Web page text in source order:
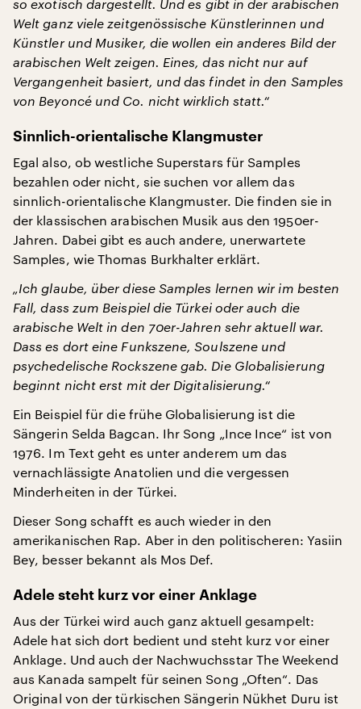
so exotisch dargestellt. Und es gibt in der arabischen
Welt ganz viele zeitgenössische Künstlerinnen und
Künstler und Musiker, die wollen ein anderes Bild der
arabischen Welt zeigen. Eines, das nicht nur auf
Vergangenheit basiert, und das findet in den Samples
von Beyoncé und Co. nicht wirklich statt.“
Sinnlich-orientalische Klangmuster
Egal also, ob westliche Superstars für Samples
bezahlen oder nicht, sie suchen vor allem das
sinnlich-orientalische Klangmuster. Die finden sie in
der klassischen arabischen Musik aus den 1950er-
Jahren. Dabei gibt es auch andere, unerwartete
Samples, wie Thomas Burkhalter erklärt.
„Ich glaube, über diese Samples lernen wir im besten
Fall, dass zum Beispiel die Türkei oder auch die
arabische Welt in den 70er-Jahren sehr aktuell war.
Dass es dort eine Funkszene, Soulszene und
psychedelische Rockszene gab. Die Globalisierung
beginnt nicht erst mit der Digitalisierung.“
Ein Beispiel für die frühe Globalisierung ist die
Sängerin Selda Bagcan. Ihr Song „Ince Ince“ ist von
1976. Im Text geht es unter anderem um das
vernachlässigte Anatolien und die vergessen
Minderheiten in der Türkei.
Dieser Song schafft es auch wieder in den
amerikanischen Rap. Aber in den politischeren: Yasiin
Bey, besser bekannt als Mos Def.
Adele steht kurz vor einer Anklage
Aus der Türkei wird auch ganz aktuell gesampelt:
Adele hat sich dort bedient und steht kurz vor einer
Anklage. Und auch der Nachwuchsstar The Weekend
aus Kanada sampelt für seinen Song „Often“. Das
Original von der türkischen Sängerin Nükhet Duru ist